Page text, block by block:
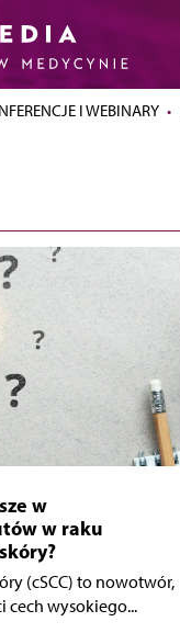
I WEBINARY
w
w raku
(cSCC) to nowotwór,
cech wysokiego...